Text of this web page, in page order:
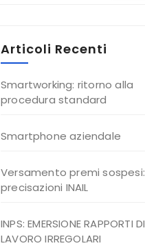
Articoli Recenti
Smartworking: ritorno alla
procedura standard
Smartphone aziendale
Versamento premi sospesi:
precisazioni INAIL
INPS: EMERSIONE RAPPORTI DI
LAVORO IRREGOLARI